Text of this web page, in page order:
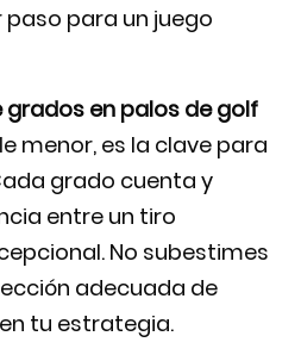
para un juego
grados en palos de golf
menor, es la clave para
grado cuenta y
entre un tiro
No subestimes
adecuada de
tu estrategia.